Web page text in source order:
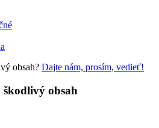
obsah? Dajte nám, prosím, vedieť!
obsah